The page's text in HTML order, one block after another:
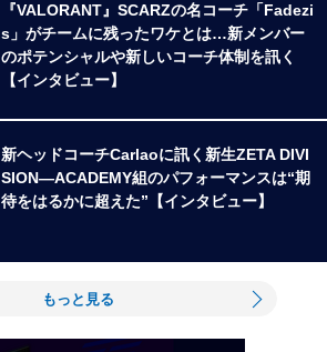
『VALORANT』SCARZの名コーチ「Fadezi
s」がチームに残ったワケとは…新メンバー
のポテンシャルや新しいコーチ体制を訊く
【インタビュー】
新ヘッドコーチCarlaoに訊く新生ZETA DIVI
SION―ACADEMY組のパフォーマンスは“期
待をはるかに超えた”【インタビュー】
もっと見る